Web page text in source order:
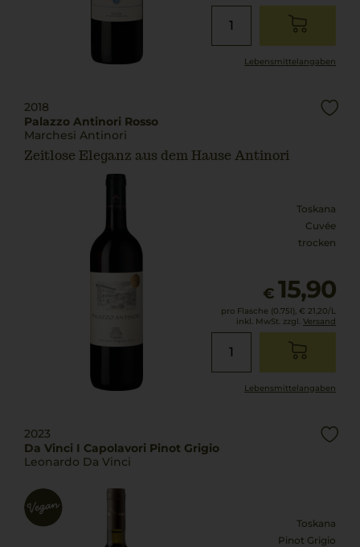
Lebensmittel­angaben
2018
Palazzo Antinori Rosso
Marchesi Antinori
Zeitlose Eleganz aus dem Hause Antinori
Toskana
Cuvée
trocken
€ 15,90
pro Flasche (0.75l), € 21,20/L
inkl. MwSt. zzgl. Versand
Lebensmittel­angaben
2023
Da Vinci I Capolavori Pinot Grigio
Leonardo Da Vinci
Toskana
Pinot Grigio